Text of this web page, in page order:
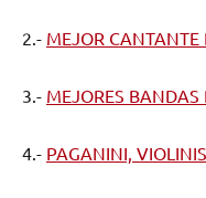
2.- MEJOR
3.- MEJORES BANDAS
4.- PAGANINI,